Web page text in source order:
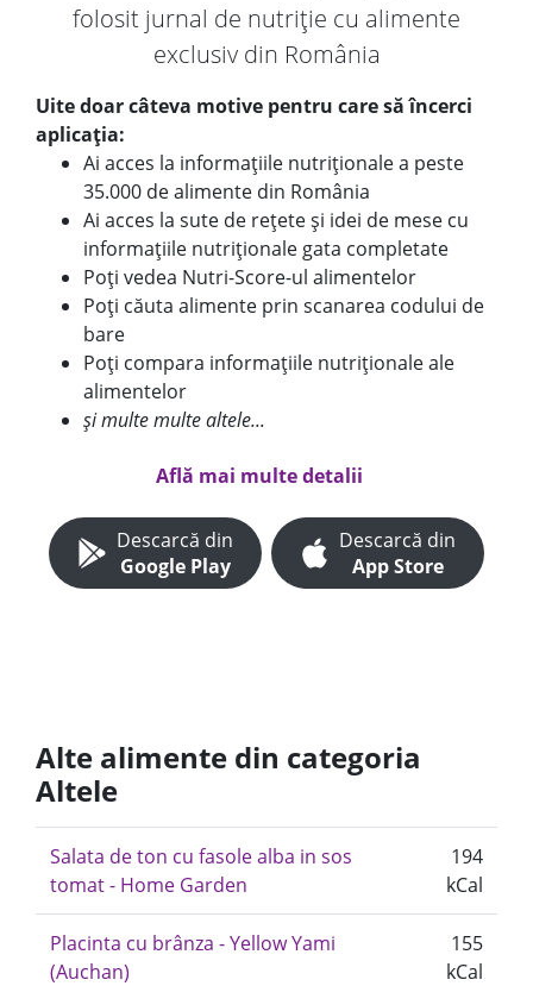
folosit jurnal de nutriție cu alimente
exclusiv din România
Uite doar câteva motive pentru care să încerci
aplicația:
Ai acces la informațiile nutriționale a peste
35.000 de alimente din România
Ai acces la sute de rețete și idei de mese cu
informațiile nutriționale gata completate
Poți vedea Nutri-Score-ul alimentelor
Poți căuta alimente prin scanarea codului de
bare
Poți compara informațiile nutriționale ale
alimentelor
și multe multe altele...
Află mai multe detalii
Descarcă din
Google Play
Descarcă din
App Store
Alte alimente din categoria
Altele
Salata de ton cu fasole alba in sos
tomat - Home Garden
194
kCal
Placinta cu brânza - Yellow Yami
(Auchan)
155
kCal